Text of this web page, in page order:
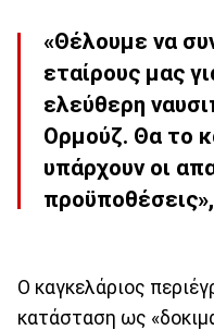
«Θέλουμε να
εταίρους μας
ελεύθερη
Ορμούζ. Θα το
υπάρχουν οι
Ο καγκελάριος
κατάσταση ως